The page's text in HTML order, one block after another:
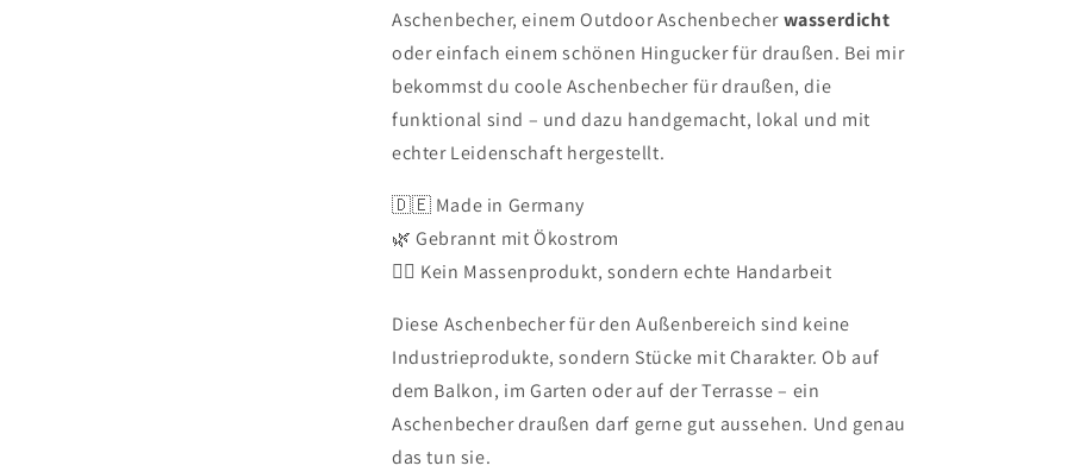
Aschenbecher, einem Outdoor Aschenbecherwasserdicht
oder einfach einem schönen Hingucker für draußen. Bei mir
bekommst du coole Aschenbecher für draußen, die
funktional sind – und dazu handgemacht, lokal und mit
echter Leidenschaft hergestellt.
🇩🇪 Made in Germany
🌿 Gebrannt mit Ökostrom
✋🏼 Kein Massenprodukt, sondern echte Handarbeit
Diese Aschenbecher für den Außenbereich sind keine
Industrieprodukte, sondern Stücke mit Charakter. Ob auf
dem Balkon, im Garten oder auf der Terrasse – ein
Aschenbecher draußen darf gerne gut aussehen. Und genau
das tun sie.